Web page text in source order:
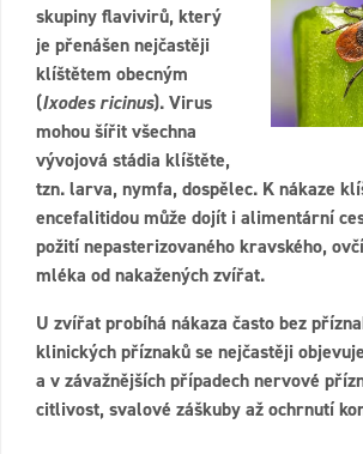
skupiny flavivirů, který
je přenášen nejčastěji
klíštětem obecným
(Ixodes ricinus). Virus
mohou šířit všechna
vývojová stádia klíštěte,
tzn. larva, nymfa, dospělec. K nákaze
encefalitidou může dojít i alimentární
požití nepasterizovaného kravského,
mléka od nakažených zvířat.
U zvířat probíhá nákaza často bez
klinických příznaků se nejčastěji
a v závažnějších případech nervové
citlivost, svalové záškuby až ochrnutí